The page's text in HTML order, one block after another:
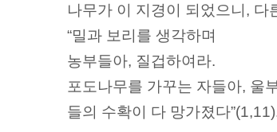
나무가 이 지경이 되었으니, 다
“밀과 보리를 생각하며
농부들아, 질겁하여라.
포도나무를 가꾸는 자들아, 울
들의 수확이 다 망가졌다